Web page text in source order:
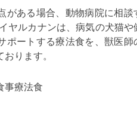
がある場合、動物病院に相談
ヤルカナンは、病気の犬猫や
ポートする療法食を、獣医師
ります。
事療法食